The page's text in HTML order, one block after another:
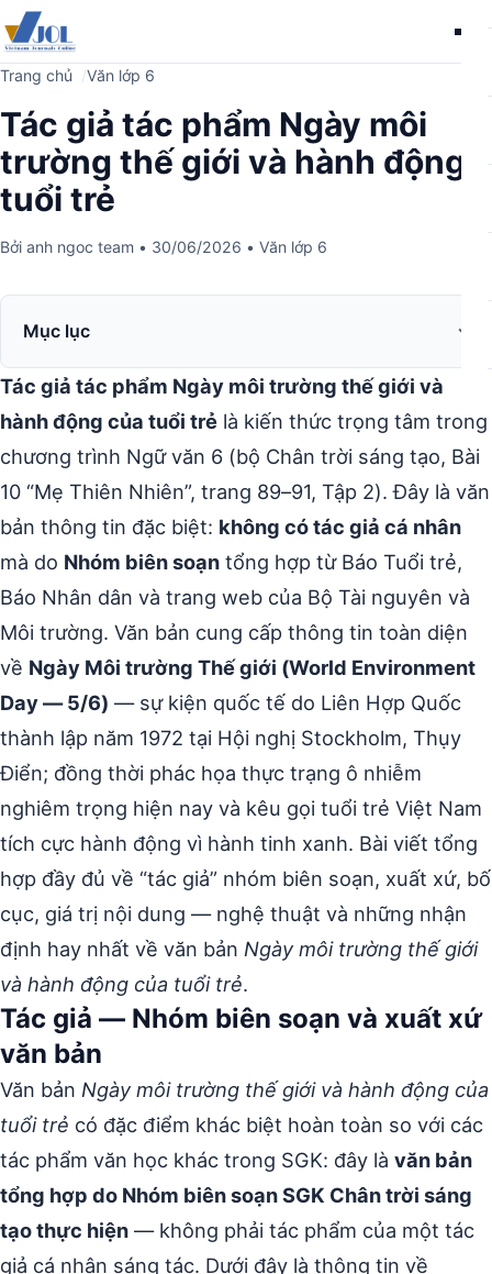
Trang chủ Văn lớp 6
Tác giả tác phẩm Ngày môi
trường thế giới và hành động
tuổi trẻ
Bởi anh ngoc team • 30/06/2026 • Văn lớp 6
Mục lục
Tác giả tác phẩm Ngày môi trường thế giới và
hành động của tuổi trẻ là kiến thức trọng tâm trong
chương trình Ngữ văn 6 (bộ Chân trời sáng tạo, Bài
10 “Mẹ Thiên Nhiên”, trang 89–91, Tập 2). Đây là văn
bản thông tin đặc biệt: không có tác giả cá nhân
mà do Nhóm biên soạn tổng hợp từ Báo Tuổi trẻ,
Báo Nhân dân và trang web của Bộ Tài nguyên và
Môi trường. Văn bản cung cấp thông tin toàn diện
về Ngày Môi trường Thế giới (World Environment
Day — 5/6) — sự kiện quốc tế do Liên Hợp Quốc
thành lập năm 1972 tại Hội nghị Stockholm, Thụy
Điển; đồng thời phác họa thực trạng ô nhiễm
nghiêm trọng hiện nay và kêu gọi tuổi trẻ Việt Nam
tích cực hành động vì hành tinh xanh. Bài viết tổng
hợp đầy đủ về “tác giả” nhóm biên soạn, xuất xứ, bố
cục, giá trị nội dung — nghệ thuật và những nhận
định hay nhất về văn bản Ngày môi trường thế giới
và hành động của tuổi trẻ.
Tác giả — Nhóm biên soạn và xuất xứ
văn bản
Văn bản Ngày môi trường thế giới và hành động của
tuổi trẻ có đặc điểm khác biệt hoàn toàn so với các
tác phẩm văn học khác trong SGK: đây là văn bản
tổng hợp do Nhóm biên soạn SGK Chân trời sáng
tạo thực hiện — không phải tác phẩm của một tác
giả cá nhân sáng tác. Dưới đây là thông tin về